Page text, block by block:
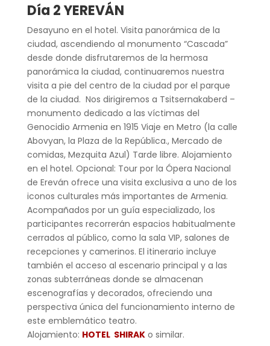
Día 2 YEREVÁN
Desayuno en el hotel. Visita panorámica de la
ciudad, ascendiendo al monumento “Cascada”
desde donde disfrutaremos de la hermosa
panorámica la ciudad, continuaremos nuestra
visita a pie del centro de la ciudad por el parque
de la ciudad. Nos dirigiremos a Tsitsernakaberd –
monumento dedicado a las víctimas del
Genocidio Armenia en 1915 Viaje en Metro (la calle
Abovyan, la Plaza de la República., Mercado de
comidas, Mezquita Azul) Tarde libre. Alojamiento
en el hotel. Opcional: Tour por la Ópera Nacional
de Ereván ofrece una visita exclusiva a uno de los
iconos culturales más importantes de Armenia.
Acompañados por un guía especializado, los
participantes recorrerán espacios habitualmente
cerrados al público, como la sala VIP, salones de
recepciones y camerinos. El itinerario incluye
también el acceso al escenario principal y a las
zonas subterráneas donde se almacenan
escenografías y decorados, ofreciendo una
perspectiva única del funcionamiento interno de
este emblemático teatro.
Alojamiento: HOTEL SHIRAKo similar.